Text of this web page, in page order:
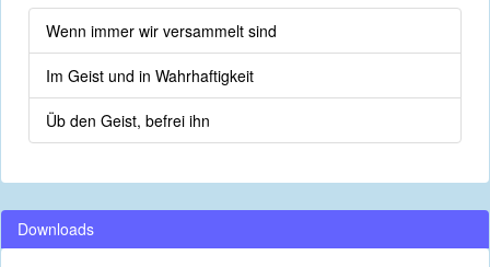
Wenn immer wir versammelt sind
Im Geist und in Wahrhaftigkeit
Üb den Geist, befrei ihn
Downloads